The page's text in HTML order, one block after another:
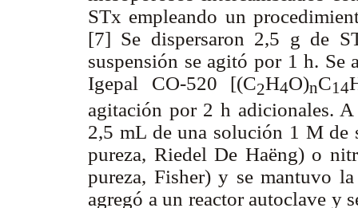
STx empleando un
[7] Se dispersaron 2,5 g de
suspensión se agitó por 1 h. Se
Igepal CO-520 [(C2H4O)nC14
agitación por 2 h adicionales.
2,5 mL de una solución 1 M de
pureza, Riedel De Haëng) o
pureza, Fisher) y se mantuvo
agregó a un reactor autoclave y